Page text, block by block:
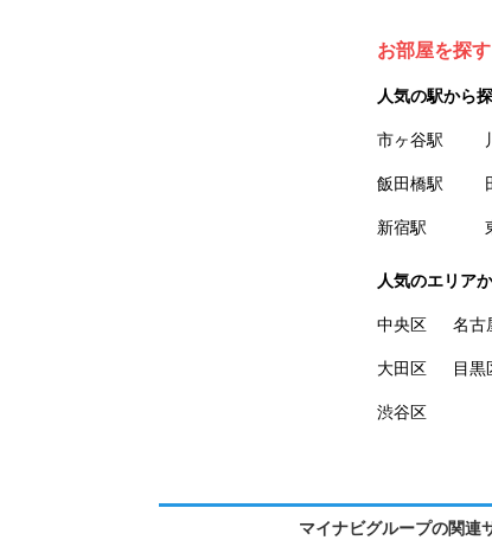
お部屋を探す
人気の駅から
市ヶ谷駅
飯田橋駅
新宿駅
人気のエリア
中央区 名古
大田区 目黒
渋谷区
マイナビグループの関連